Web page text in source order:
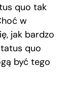
quo tak
w
jak bardzo
quo
być tego